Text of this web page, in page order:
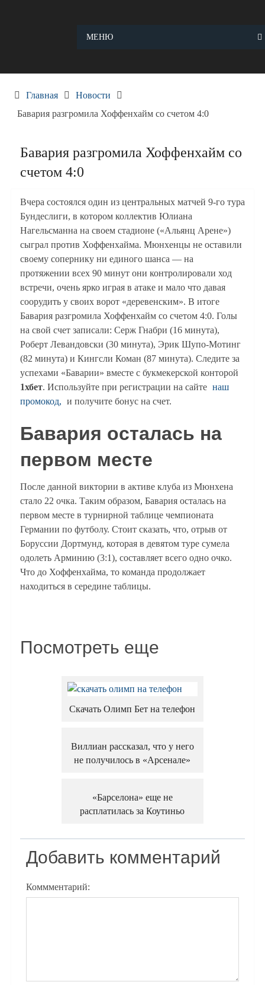
МЕНЮ
Главная
Новости
Бавария разгромила Хоффенхайм со счетом 4:0
Бавария разгромила Хоффенхайм со
счетом 4:0
Вчера состоялся один из центральных матчей 9-го тура
Бундеслиги, в котором коллектив Юлиана
Нагельсманна на своем стадионе («Альянц Арене»)
сыграл против Хоффенхайма. Мюнхенцы не оставили
своему сопернику ни единого шанса — на
протяжении всех 90 минут они контролировали ход
встречи, очень ярко играя в атаке и мало что давая
соорудить у своих ворот «деревенским». В итоге
Бавария разгромила Хоффенхайм со счетом 4:0. Голы
на свой счет записали: Серж Гнабри (16 минута),
Роберт Левандовски (30 минута), Эрик Шупо-Мотинг
(82 минута) и Кингсли Коман (87 минута). Следите за
успехами «Баварии» вместе с букмекерской конторой
1хбет. Используйте при регистрации на сайте наш
промокод, и получите бонус на счет.
Бавария осталась на
первом месте
После данной виктории в активе клуба из Мюнхена
стало 22 очка. Таким образом, Бавария осталась на
первом месте в турнирной таблице чемпионата
Германии по футболу. Стоит сказать, что, отрыв от
Боруссии Дортмунд, которая в девятом туре сумела
одолеть Арминию (3:1), составляет всего одно очко.
Что до Хоффенхайма, то команда продолжает
находиться в середине таблицы.
Посмотреть еще
Скачать Олимп Бет на телефон
Виллиан рассказал, что у него
не получилось в «Арсенале»
«Барселона» еще не
расплатилась за Коутиньо
Добавить комментарий
Коммментарий: